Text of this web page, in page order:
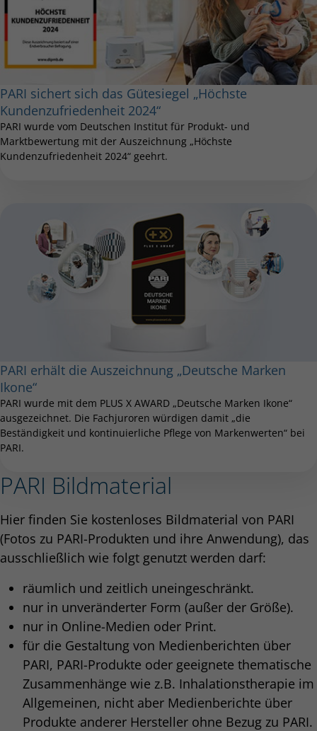
PARI sichert sich das Gütesiegel „Höchste
Kundenzufriedenheit 2024“
PARI wurde vom Deutschen Institut für Produkt- und
Marktbewertung mit der Auszeichnung „Höchste
Kundenzufriedenheit 2024“ geehrt.
PARI erhält die Auszeichnung „Deutsche Marken
Ikone“
PARI wurde mit dem PLUS X AWARD „Deutsche Marken Ikone“
ausgezeichnet. Die Fachjuroren würdigen damit „die
Beständigkeit und kontinuierliche Pflege von Markenwerten“ bei
PARI.
PARI Bildmaterial
Hier finden Sie kostenloses Bildmaterial von PARI
(Fotos zu PARI-Produkten und ihre Anwendung), das
ausschließlich wie folgt genutzt werden darf:
räumlich und zeitlich uneingeschränkt.
nur in unveränderter Form (außer der Größe).
nur in Online-Medien oder Print.
für die Gestaltung von Medienberichten über
PARI, PARI-Produkte oder geeignete thematische
Zusammenhänge wie z.B. Inhalationstherapie im
Allgemeinen, nicht aber Medienberichte über
Produkte anderer Hersteller ohne Bezug zu PARI.